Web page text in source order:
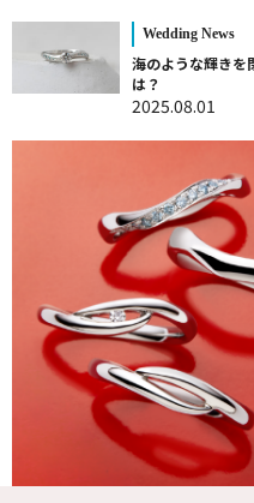
Wedding News
海のような輝きを
は？
2025.08.01